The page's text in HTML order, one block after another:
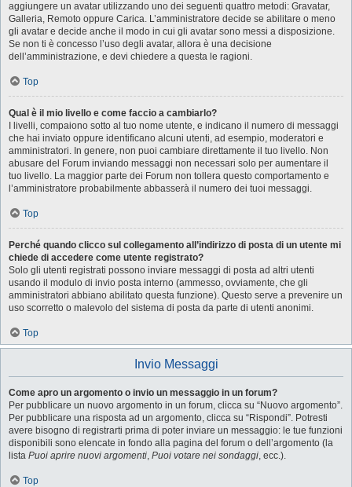
aggiungere un avatar utilizzando uno dei seguenti quattro metodi: Gravatar,
Galleria, Remoto oppure Carica. L’amministratore decide se abilitare o meno
gli avatar e decide anche il modo in cui gli avatar sono messi a disposizione.
Se non ti è concesso l’uso degli avatar, allora è una decisione
dell’amministrazione, e devi chiedere a questa le ragioni.
Top
Qual è il mio livello e come faccio a cambiarlo?
I livelli, compaiono sotto al tuo nome utente, e indicano il numero di messaggi
che hai inviato oppure identificano alcuni utenti, ad esempio, moderatori e
amministratori. In genere, non puoi cambiare direttamente il tuo livello. Non
abusare del Forum inviando messaggi non necessari solo per aumentare il
tuo livello. La maggior parte dei Forum non tollera questo comportamento e
l’amministratore probabilmente abbasserà il numero dei tuoi messaggi.
Top
Perché quando clicco sul collegamento all’indirizzo di posta di un utente mi
chiede di accedere come utente registrato?
Solo gli utenti registrati possono inviare messaggi di posta ad altri utenti
usando il modulo di invio posta interno (ammesso, ovviamente, che gli
amministratori abbiano abilitato questa funzione). Questo serve a prevenire un
uso scorretto o malevolo del sistema di posta da parte di utenti anonimi.
Top
Invio Messaggi
Come apro un argomento o invio un messaggio in un forum?
Per pubblicare un nuovo argomento in un forum, clicca su “Nuovo argomento”.
Per pubblicare una risposta ad un argomento, clicca su “Rispondi”. Potresti
avere bisogno di registrarti prima di poter inviare un messaggio: le tue funzioni
disponibili sono elencate in fondo alla pagina del forum o dell’argomento (la
lista Puoi aprire nuovi argomenti, Puoi votare nei sondaggi, ecc.).
Top